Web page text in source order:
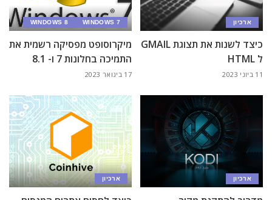
ארכיון
כיצד לשנות את תצוגת GMAIL
ל HTML
11 ביוני 2023
WINDOWS 7
WINDOWS 8
מיקרוסופט מפסיקה רשמית את
התמיכה בחלונות 7 ו- 8.1
17 בינואר 2023
ארכיון ארכיון